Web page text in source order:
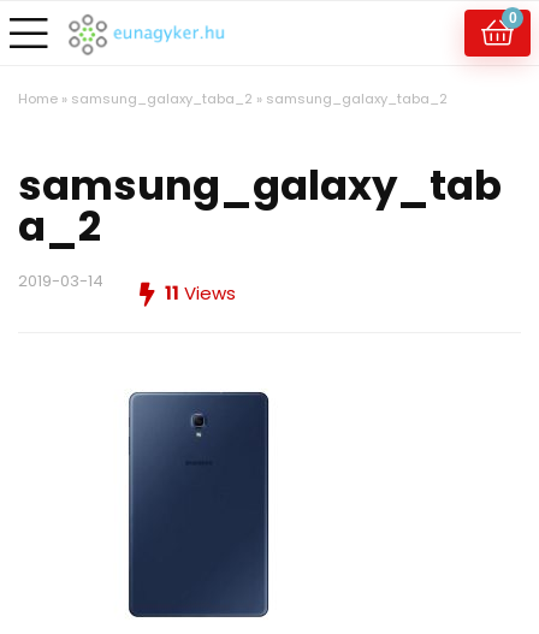
0
Home » samsung_galaxy_taba_2 » samsung_galaxy_taba_2
samsung_galaxy_tab
a_2
2019-03-14 11 Views